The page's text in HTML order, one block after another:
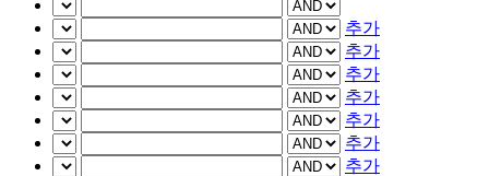
추가
추가
추가
추가
추가
추가
추가